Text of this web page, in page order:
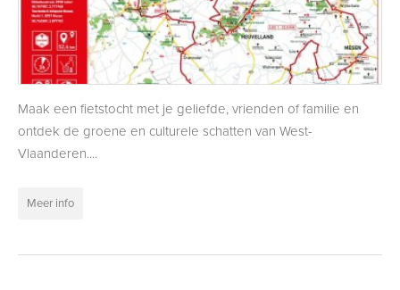
Maak een fietstocht met je geliefde, vrienden of familie en
ontdek de groene en culturele schatten van West-
Vlaanderen....
Meer info